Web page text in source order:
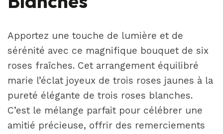
Apportez une touche de lumière et de
sérénité avec ce magnifique bouquet de six
roses fraîches. Cet arrangement équilibré
marie l’éclat joyeux de trois roses jaunes à la
pureté élégante de trois roses blanches.
C’est le mélange parfait pour célébrer une
amitié précieuse, offrir des remerciements